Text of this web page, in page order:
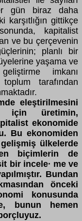
gün biraz daha
karşıtlığın gittikçe
kapitalist
ve bu çerçevenin
planlı bir
yaşama ve
imkanı
tarafından
eleştirilmesini
için üretimin,
ekonomide
Bu ekonomiden
ülkelerde
biçimlerin de
bir incele· me ve
Bundan
önceki
konusunda
bunun hemen